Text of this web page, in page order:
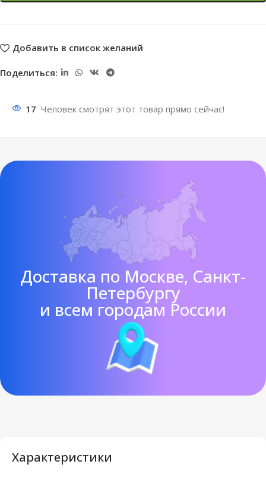
Добавить в список желаний
Поделиться:
17 Человек смотрят этот товар прямо сейчас!
Доставка по Москве, Санкт-
Петербургу
и всем городам России
Характеристики